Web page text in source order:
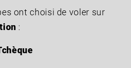
ont choisi de voler sur
: